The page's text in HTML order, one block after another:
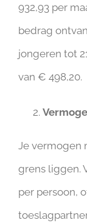
932,93 per
bedrag
jongeren tot
van € 498,20.
Je vermogen
grens liggen.
per persoon,